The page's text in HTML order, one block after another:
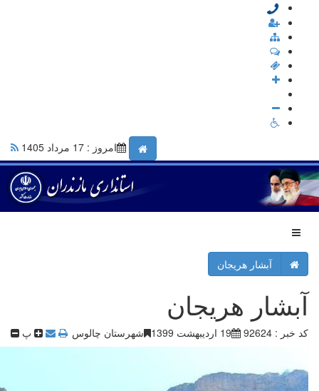
امروز : 17 مرداد 1405
آبشار هریجان
آبشار هریجان
کد خبر : 92624 19 اردیبهشت 1399 پ شهرستان چالوس ‎